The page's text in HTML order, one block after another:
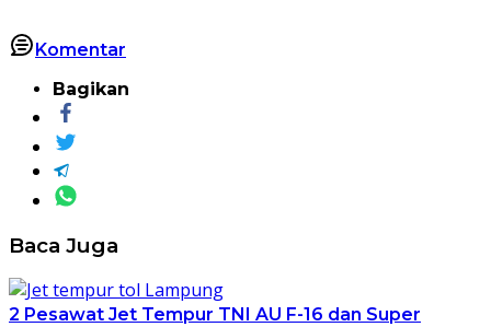
Komentar
Bagikan
Baca Juga
2 Pesawat Jet Tempur TNI AU F-16 dan Super